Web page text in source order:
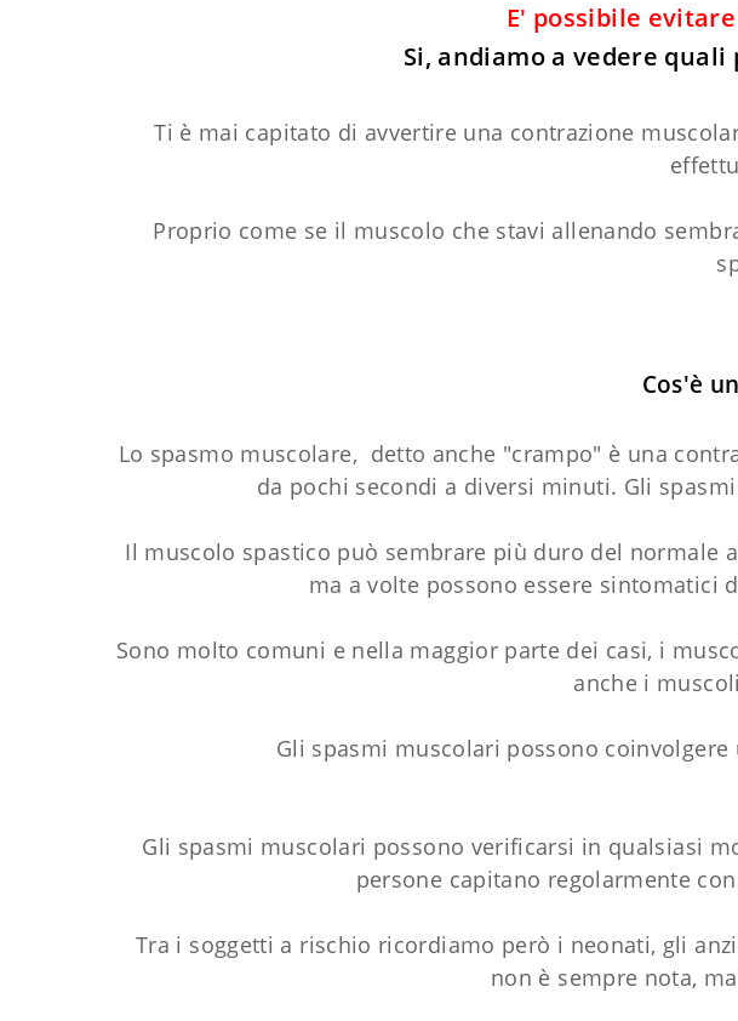
E' possibile
Si, andiamo a vedere
Ti è mai capitato di avvertire una contrazione
Proprio come se il muscolo che stavi allenando
Cos'è
Lo spasmo muscolare, detto anche "crampo" è una
da pochi secondi a diversi minuti. Gli
Il muscolo spastico può sembrare più duro del normale
ma a volte possono essere sintomatici
Sono molto comuni e nella maggior parte dei casi, i
anche i
Gli spasmi muscolari possono
Gli spasmi muscolari possono verificarsi in qualsiasi
persone capitano regolarmente
Tra i soggetti a rischio ricordiamo però i neonati, gli
non è sempre nota,